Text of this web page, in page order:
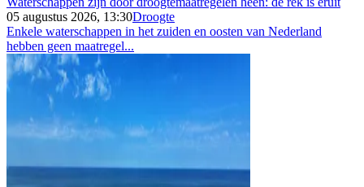
05 augustus 2026, 13:30Droogte
Enkele waterschappen in het zuiden en oosten van Nederland
hebben geen maatregel...